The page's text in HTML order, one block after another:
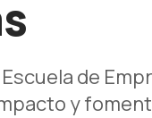
de
y